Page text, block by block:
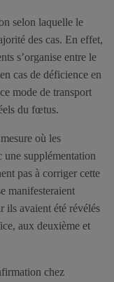
selon laquelle le
des cas. En effet,
s’organise entre le
cas de déficience en
mode de transport
du fœtus.
où les
une supplémentation
pas à corriger cette
manifesteraient
ils avaient été révélés
aux deuxième et
chez